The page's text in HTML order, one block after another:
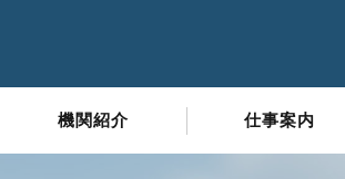
機関紹介 仕事案内